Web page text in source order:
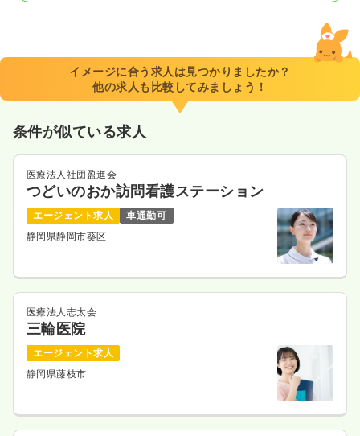
8:30～17:30（休憩60分）
年間休日120日
月給32万円以上可
気になる
日勤のみ（パート）
給与 時給1,820円
時間 8:30～17:30
夜勤のみ（パート）
時間 17:00～9:00
イメージに合う求人は見つかりましたか？
他の求人も比較してみましょう！
条件が似ている求人
医療法人社団盈進会
つどいのおか訪問看護ステーション
エージェント求人
車通勤可
静岡県静岡市葵区
医療法人志太会
三輪医院
エージェント求人
静岡県藤枝市